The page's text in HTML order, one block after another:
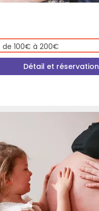
100€ à 200€
Détail et réservation